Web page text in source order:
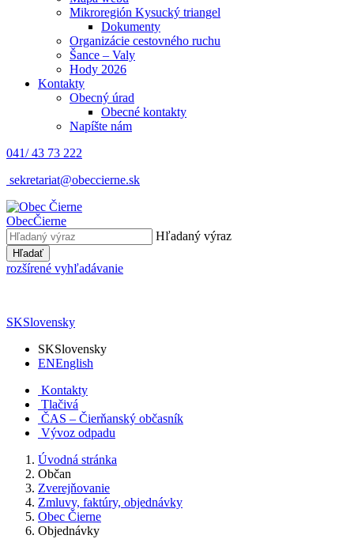
Mikroregión Kysucký triangel
Dokumenty
Organizácie cestovného ruchu
Šance – Valy
Hody 2026
Kontakty
Obecný úrad
Obecné kontakty
Napíšte nám
041/ 43 73 222
sekretariat@obeccierne.sk
ObecČierne
Hľadaný výraz
Hľadať
rozšírené vyhľadávanie
SKSlovensky
SKSlovensky
ENEnglish
Kontakty
Tlačivá
ČAS – Čierňanský občasník
Vývoz odpadu
Úvodná stránka
Občan
Zverejňovanie
Zmluvy, faktúry, objednávky
Obec Čierne
Objednávky